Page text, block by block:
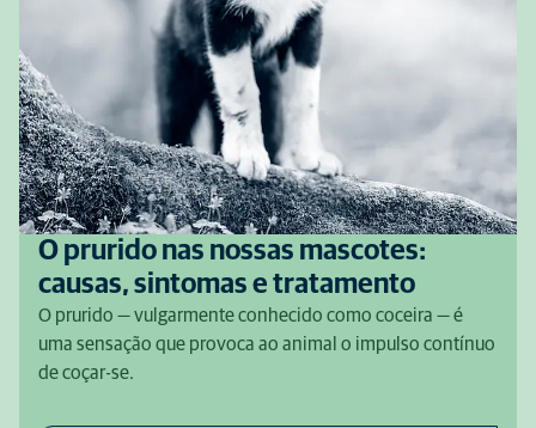
O prurido nas nossas mascotes:
causas, sintomas e tratamento
O prurido — vulgarmente conhecido como coceira — é
uma sensação que provoca ao animal o impulso contínuo
de coçar-se.